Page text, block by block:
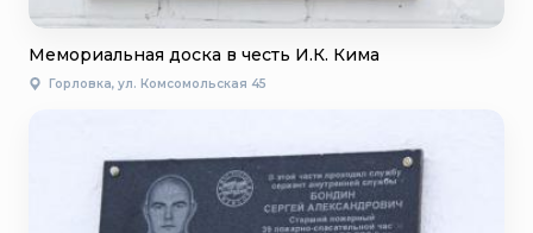
Мемориальная доска в честь И.К. Кима
Горловка, ул. Комсомольская 45